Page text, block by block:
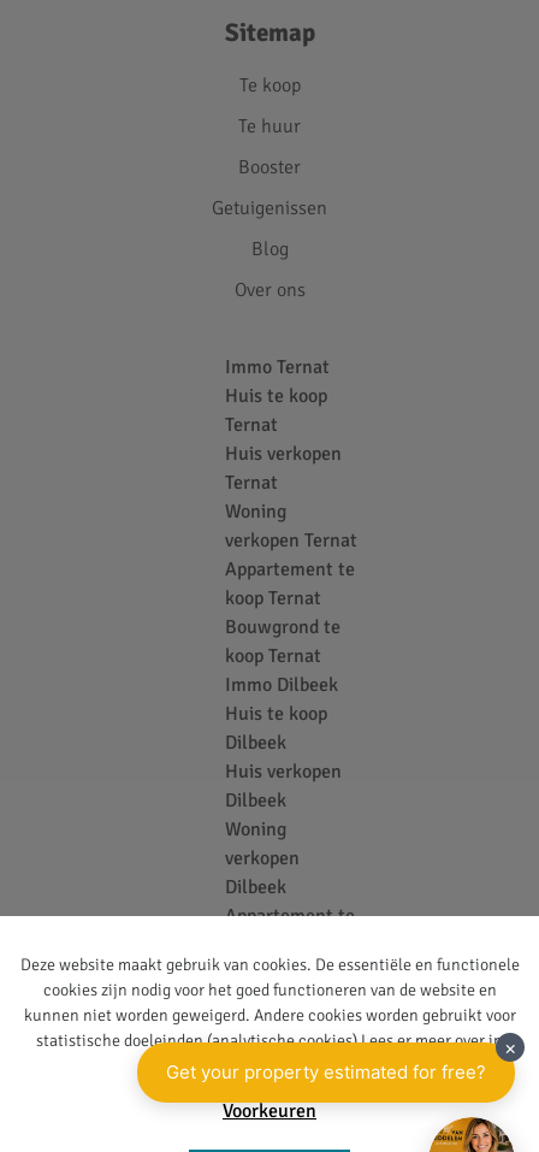
Sitemap
Te koop
Te huur
Booster
Getuigenissen
Blog
Over ons
Immo Ternat
Huis te koop
Ternat
Huis verkopen
Ternat
Woning
verkopen Ternat
Appartement te
koop Ternat
Bouwgrond te
koop Ternat
Immo Dilbeek
Huis te koop
Dilbeek
Huis verkopen
Dilbeek
Woning
verkopen
Dilbeek
Appartement te
Bouwgrond te
koop Dilbeek
Vastgoedkantoor
Deze website maakt gebruik van cookies. De essentiële en functionele
cookies zijn nodig voor het goed functioneren van de website en
kunnen niet worden geweigerd. Andere cookies worden gebruikt voor
statistische doeleinden (analytische cookies) Lees er meer over in
onzeprivacy policy.
Voorkeuren